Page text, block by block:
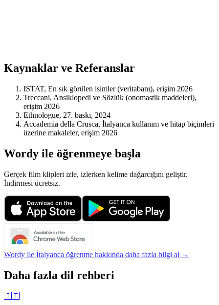
Kaynaklar ve Referanslar
ISTAT, En sık görülen isimler (veritabanı), erişim 2026
Treccani, Ansiklopedi ve Sözlük (onomastik maddeleri),
erişim 2026
Ethnologue, 27. baskı, 2024
Accademia della Crusca, İtalyanca kullanım ve hitap biçimleri
üzerine makaleler, erişim 2026
Wordy ile öğrenmeye başla
Gerçek film klipleri izle, izlerken kelime dağarcığını geliştir.
İndirmesi ücretsiz.
Wordy ile İtalyanca öğrenme hakkında daha fazla bilgi al →
Daha fazla dil rehberi
🇮🇹